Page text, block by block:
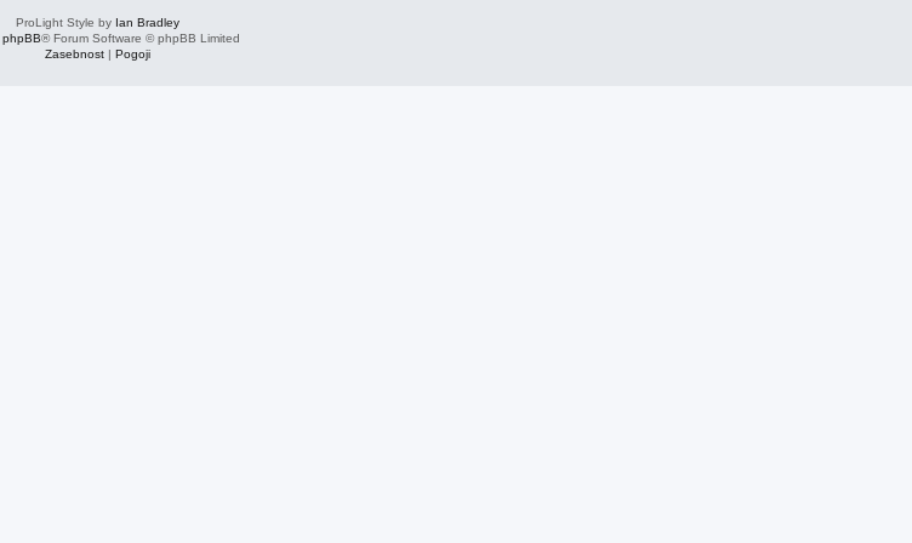
ProLight Style by Ian Bradley
phpBB® Forum Software © phpBB Limited
Zasebnost| Pogoji